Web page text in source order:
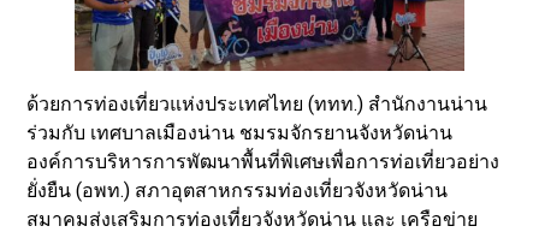
ด้วยการท่องเที่ยวแห่งประเทศไทย (ททท.) สำนักงานน่าน
ร่วมกับ เทศบาลเมืองน่าน ชมรมจักรยานจังหวัดน่าน
องค์การบริหารการพัฒนาพื้นที่พิเศษเพื่อการท่อเที่ยวอย่าง
ยั่งยืน (อพท.) สภาอุตสาหกรรมท่องเที่ยวจังหวัดน่าน
สมาคมส่งเสริมการท่องเที่ยวจังหวัดน่าน และ เครือข่าย